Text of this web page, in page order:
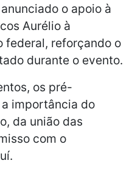
o apoio à
Aurélio à
federal, reforçando o
durante o evento.
os pré-
importância do
da união das
com o